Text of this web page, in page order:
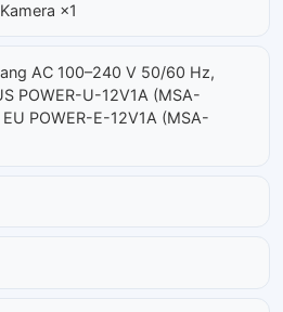
×1
AC 100–240 V 50/60 Hz,
POWER-U-12V1A (MSA-
POWER-E-12V1A (MSA-